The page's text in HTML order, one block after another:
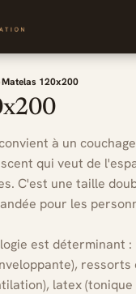
Matelas 120x200
convient à un
qui veut de
C'est une taille
pour les
est déterminant :
ressorts
latex (tonique